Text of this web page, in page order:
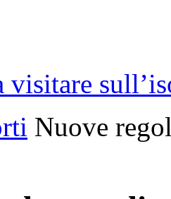
visitare
Nuove